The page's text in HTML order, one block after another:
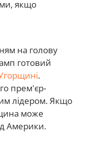
якщо
на голову
готовий
.
прем'єр-
лідером. Якщо
може
Америки.